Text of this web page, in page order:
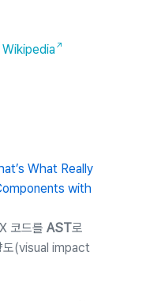
What Really
with
코드를 AST로
도(visual impact